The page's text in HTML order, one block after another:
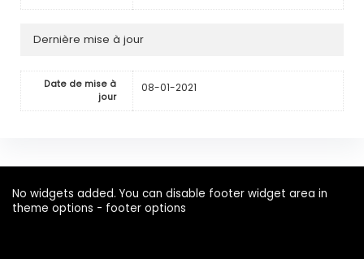
Dernière mise à jour
Date de mise à
jour
08-01-2021
No widgets added. You can disable footer widget area in
theme options - footer options